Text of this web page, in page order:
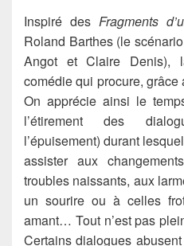
Inspiré des Fragments
Roland Barthes (le
Angot et Claire Denis),
comédie qui procure,
On apprécie ainsi le
l’étirement des
l’épuisement) durant
assister aux
troubles naissants, aux
un sourire ou à celles
amant… Tout n’est pas
Certains dialogues